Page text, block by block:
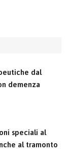
dal
demenza
speciali al
al tramonto